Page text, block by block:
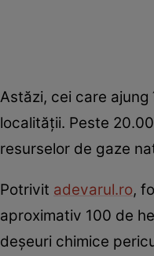
Astăzi, cei care
localității. Peste
resurselor de gaze
Potrivit adevarul.ro,
aproximativ 100 de
deșeuri chimice